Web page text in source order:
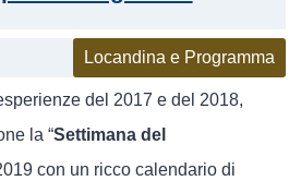
Locandina e Programma
del 2017 e del 2018,
la “Settimana del
con un ricco calendario di